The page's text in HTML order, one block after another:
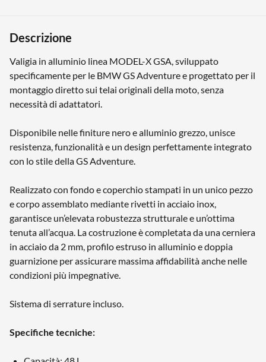
Descrizione
Valigia in alluminio linea MODEL-X GSA, sviluppato
specificamente per le BMW GS Adventure e progettato per il
montaggio diretto sui telai originali della moto, senza
necessità di adattatori.
Disponibile nelle finiture nero e alluminio grezzo, unisce
resistenza, funzionalità e un design perfettamente integrato
con lo stile della GS Adventure.
Realizzato con fondo e coperchio stampati in un unico pezzo
e corpo assemblato mediante rivetti in acciaio inox,
garantisce un’elevata robustezza strutturale e un’ottima
tenuta all’acqua. La costruzione è completata da una cerniera
in acciaio da 2 mm, profilo estruso in alluminio e doppia
guarnizione per assicurare massima affidabilità anche nelle
condizioni più impegnative.
Sistema di serrature incluso.
Specifiche tecniche: